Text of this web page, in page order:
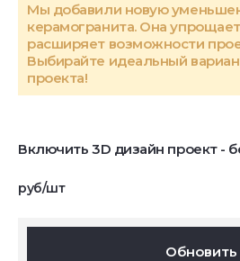
Мы добавили новую
керамогранита. Она
расширяет возможности
Выбирайте идеальный
проекта!
Включить 3D дизайн проект -
руб/шт
Обновить